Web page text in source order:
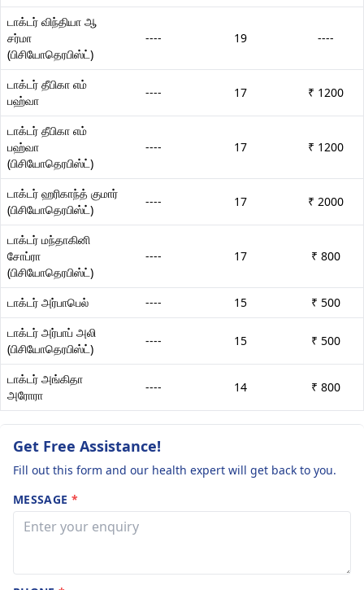
டாக்டர் விந்தியா ஆ
சர்மா
(பிசியோதெரபிஸ்ட்)
---- 19 ----
டாக்டர் தீபிகா எம்
பஹ்வா
---- 17 ₹ 1200
டாக்டர் தீபிகா எம்
பஹ்வா
(பிசியோதெரபிஸ்ட்)
---- 17 ₹ 1200
டாக்டர் ஹரிகாந்த் குமார்
(பிசியோதெரபிஸ்ட்)
---- 17 ₹ 2000
டாக்டர் மந்தாகினி
சோப்ரா
(பிசியோதெரபிஸ்ட்)
---- 17 ₹ 800
டாக்டர் அர்பாபெல் ---- 15
₹ 500
டாக்டர் அர்பாப் அலி
(பிசியோதெரபிஸ்ட்)
---- 15 ₹ 500
டாக்டர் அங்கிதா
அரோரா
---- 14 ₹ 800
Get Free Assistance!
Fill out this form and our health expert will get back to you.
MESSAGE *